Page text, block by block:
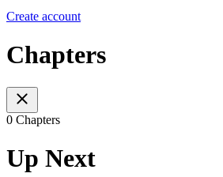
Create account
Chapters
0 Chapters
Up Next